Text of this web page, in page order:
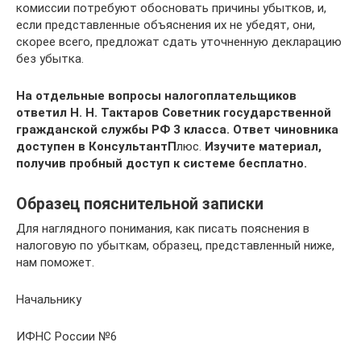
комиссии потребуют обосновать причины убытков, и,
если представленные объяснения их не убедят, они,
скорее всего, предложат сдать уточненную декларацию
без убытка.
На отдельные вопросы налогоплательщиков
ответил Н. Н. Тактаров Советник государственной
гражданской службы РФ 3 класса. Ответ чиновника
доступен в КонсультантПлюс. Изучите материал,
получив пробный доступ к системе бесплатно.
Образец пояснительной записки
Для наглядного понимания, как писать пояснения в
налоговую по убыткам, образец, представленный ниже,
нам поможет.
Начальнику
ИФНС России №6